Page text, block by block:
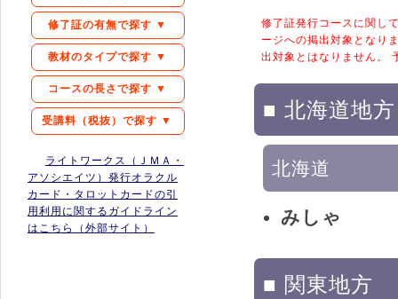
修了証の有無で探す ▼
教材のタイプで探す ▼
コースの長さで探す ▼
受講料（税抜）で探す ▼
ライトワークス（ＪＭＡ・
アソシエイツ）発行オラクル
カード・タロットカードの引
用利用に関するガイドライン
はこちら（外部サイト）
修了証発行コースに関し
ージへの掲出対象となり
出対象とはなりません。
■ 北海道地方
北海道
みしゃ
■ 関東地方